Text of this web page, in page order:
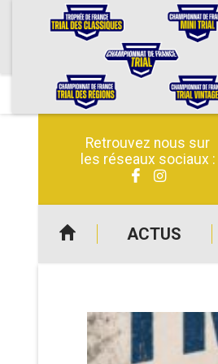
Retrouvez nous sur
les réseaux sociaux :
ACTUS